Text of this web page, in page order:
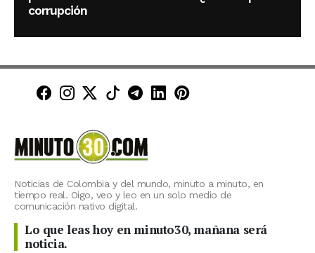
corrupción
Minuto30 en Facebook
Minuto30 en Instagram
Minuto30 en X (Twitter)
Minuto30 en TikTok
Canal de Minuto30 en
Minuto30 en LinkedIn
Minuto30 en
Noticias de Colombia y del mundo, minuto a minuto, en
tiempo real. Oigo, veo y leo en un solo medio de
comunicación nativo digital.
Lo que leas hoy en minuto30, mañana será
noticia.